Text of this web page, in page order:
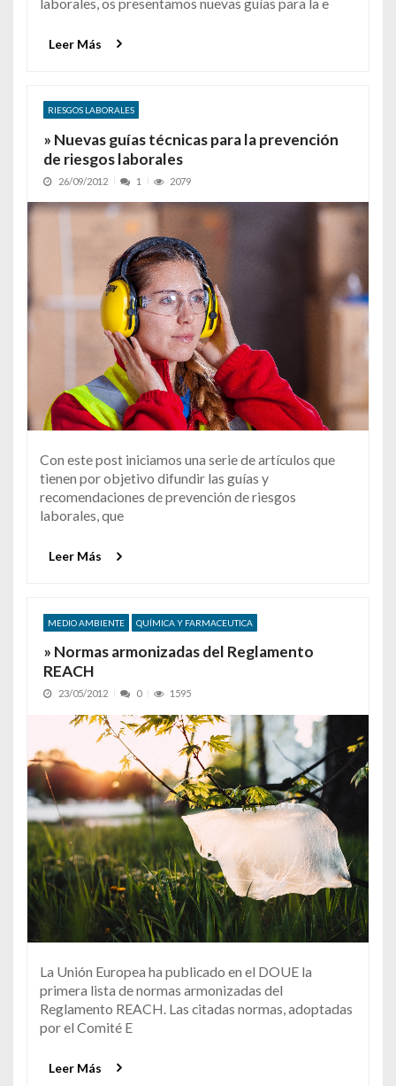
Leer Más
RIESGOS LABORALES
» Nuevas guías técnicas para la prevención
de riesgos laborales
26/09/2012 1 2079
Con este post iniciamos una serie de artículos que
tienen por objetivo difundir las guías y
recomendaciones de prevención de riesgos
laborales, que
Leer Más
MEDIO AMBIENTE QUÍMICA Y FARMACEUTICA
» Normas armonizadas del Reglamento
REACH
23/05/2012 0 1595
La Unión Europea ha publicado en el DOUE la
primera lista de normas armonizadas del
Reglamento REACH. Las citadas normas, adoptadas
por el Comité E
Leer Más